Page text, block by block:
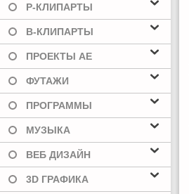
Р-КЛИПАРТЫ
В-КЛИПАРТЫ
ПРОЕКТЫ AE
ФУТАЖИ
ПРОГРАММЫ
МУЗЫКА
ВЕБ ДИЗАЙН
3D ГРАФИКА